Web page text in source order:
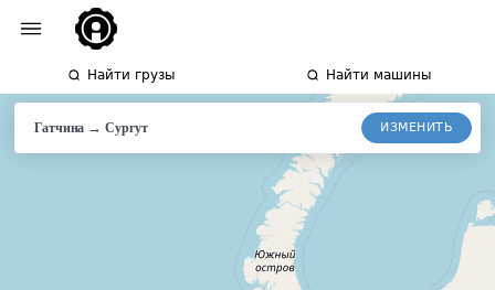
Найти грузы Найти машины
Гатчина →Сургут ИЗМЕНИТЬ